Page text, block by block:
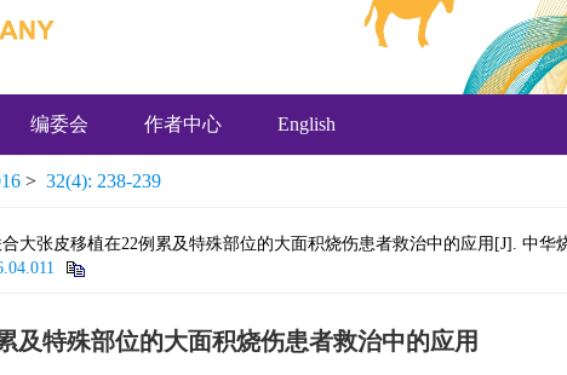
编委会 作者中心 English
> 32(4): 238-239
大张皮移植在22例累及特殊部位的大面积烧伤患者救治中的应用[J]. 中华
及特殊部位的大面积烧伤患者救治中的应用